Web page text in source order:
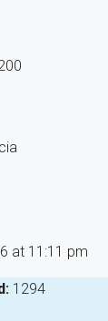
at 11:11 pm
1294